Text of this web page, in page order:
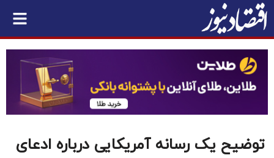
توضیح یک رسانه آمریکایی درباره ادعای